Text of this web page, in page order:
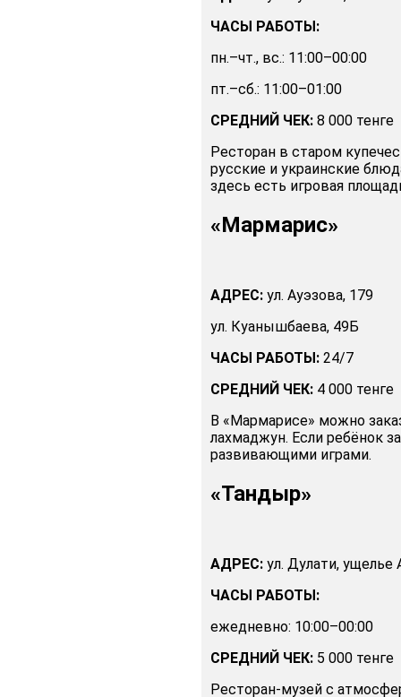
ЧАСЫ РАБОТЫ:
пн.–чт., вс.: 11:00–00:00
пт.–сб.: 11:00–01:00
СРЕДНИЙ ЧЕК: 8 000 тенге
Ресторан в старом
русские и украинские
здесь есть игровая
«Мармарис»
АДРЕС: ул. Ауэзова, 179
ул. Куанышбаева, 49Б
ЧАСЫ РАБОТЫ: 24/7
СРЕДНИЙ ЧЕК: 4 000 тенге
В «Мармарисе» можно
лахмаджун. Если ребёнок
развивающими играми.
«Тандыр»
АДРЕС: ул. Дулати, ущелье
ЧАСЫ РАБОТЫ:
ежедневно: 10:00–00:00
СРЕДНИЙ ЧЕК: 5 000 тенге
Ресторан-музей с